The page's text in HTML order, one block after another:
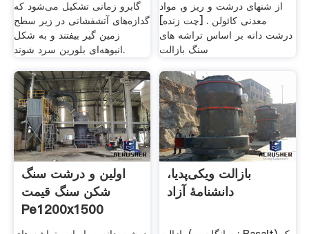
گابرو زمانی تشکیل می‌شود که
گدازه‌های آتشفشانی در زیر سطح
زمین گیر بیفتند و به شکل
انبوهه‌ای بلورین سرد شوند.
از شنهای درشت و ریز و, مواد
معدنی کائولن . [چت زنده]
درشت دانه بر اساس تراشه های
سنگ بازالت
اولین و درشت سنگ
شکن سنگ قیمت
Pe1200x1500
بازالت ویکی‌پدیا،
دانشنامهٔ آزاد